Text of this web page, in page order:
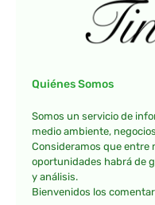
Quiénes Somos
Somos un servicio de
medio ambiente,
Consideramos que entre
oportunidades habrá de
y análisis.
Bienvenidos los